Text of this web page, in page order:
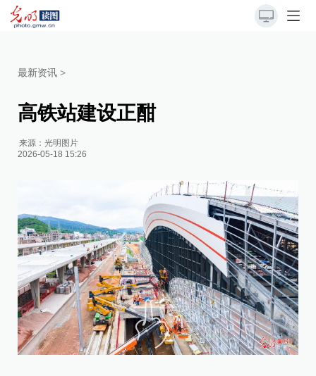
最新资讯 >
高铁站建设正酣
来源：光明图片
2026-05-18 15:26